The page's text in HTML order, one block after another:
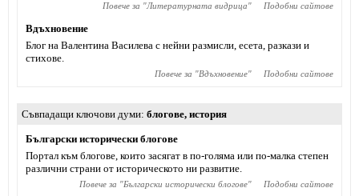
Повече за "Литературната видрица" Подобни сайтове
Вдъхновение
Блог на Валентина Василева с нейни размисли, есета, разкази и
стихове.
Повече за "Вдъхновение" Подобни сайтове
Съвпадащи ключови думи блогове, история
Български исторически блогове
Портал към блогове, които засягат в по-голяма или по-малка степен
различни страни от историческото ни развитие.
Повече за "Български исторически блогове" Подобни сайтове